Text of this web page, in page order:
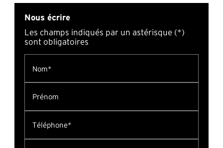
Nous écrire
Les champs indiqués par un astérisque (*)
sont obligatoires
Nom*
Prénom
Téléphone*